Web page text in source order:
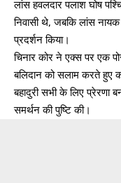
लांस हवलदार पलाश घोष
निवासी थे, जबकि लांस
प्रदर्शन किया।
चिनार कोर ने एक्स पर एक
बलिदान को सलाम करते हुए
बहादुरी सभी के लिए प्रेरणा
समर्थन की पुष्टि की।